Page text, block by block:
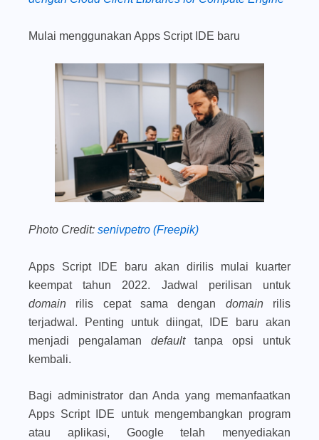
Mulai menggunakan Apps Script IDE baru
Photo Credit: senivpetro (Freepik)
Apps Script IDE baru akan dirilis mulai kuarter
keempat tahun 2022. Jadwal perilisan untuk
domain rilis cepat sama dengan domain rilis
terjadwal. Penting untuk diingat, IDE baru akan
menjadi pengalaman default tanpa opsi untuk
kembali.
Bagi administrator dan Anda yang memanfaatkan
Apps Script IDE untuk mengembangkan program
atau aplikasi, Google telah menyediakan